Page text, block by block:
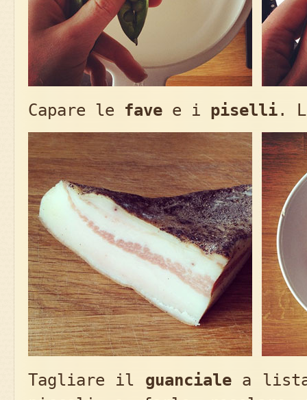
Capare le fave e i piselli.
Tagliare il guancialea